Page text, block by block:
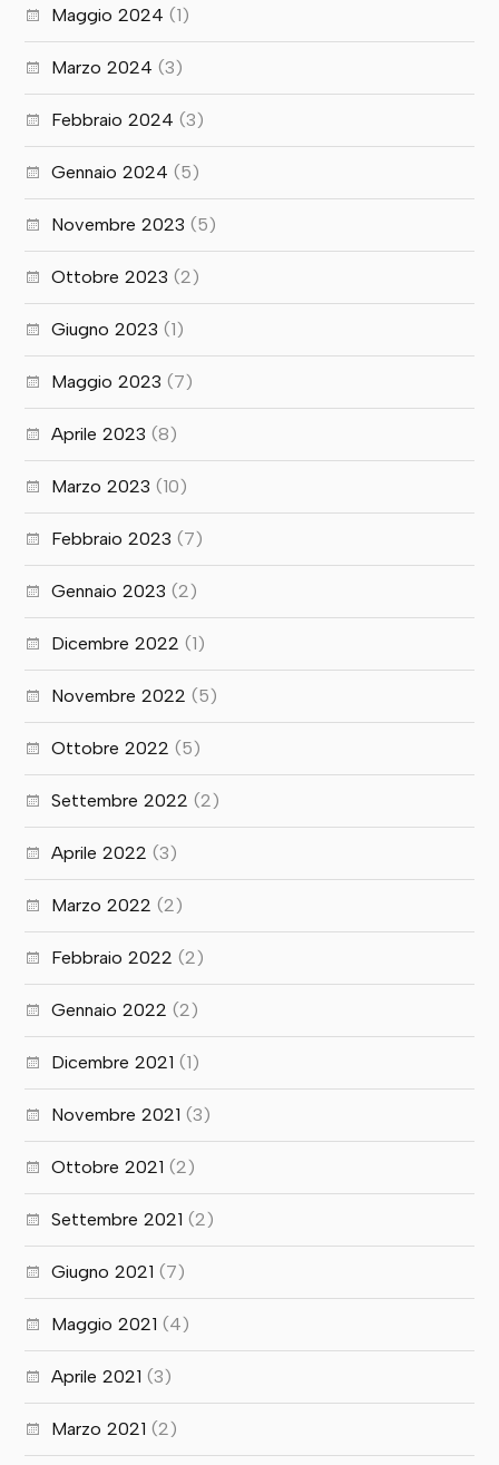
Maggio 2024 (1)
Marzo 2024 (3)
Febbraio 2024 (3)
Gennaio 2024 (5)
Novembre 2023 (5)
Ottobre 2023 (2)
Giugno 2023 (1)
Maggio 2023 (7)
Aprile 2023 (8)
Marzo 2023 (10)
Febbraio 2023 (7)
Gennaio 2023 (2)
Dicembre 2022 (1)
Novembre 2022 (5)
Ottobre 2022 (5)
Settembre 2022 (2)
Aprile 2022 (3)
Marzo 2022 (2)
Febbraio 2022 (2)
Gennaio 2022 (2)
Dicembre 2021 (1)
Novembre 2021 (3)
Ottobre 2021 (2)
Settembre 2021 (2)
Giugno 2021 (7)
Maggio 2021 (4)
Aprile 2021 (3)
Marzo 2021 (2)